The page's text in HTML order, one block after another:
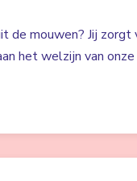
de mouwen? Jij zorgt
het welzijn van